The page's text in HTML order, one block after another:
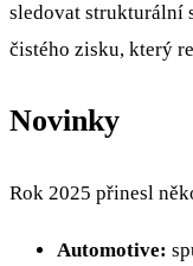
sledovat strukturální
čistého zisku, který
Novinky
Rok 2025 přinesl
Automotive: